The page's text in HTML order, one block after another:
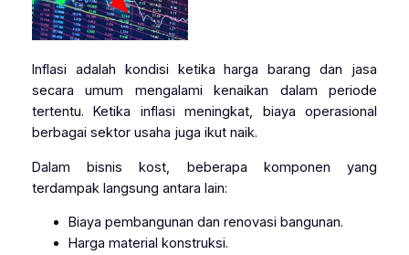
Inflasi adalah kondisi ketika harga barang dan jasa
secara umum mengalami kenaikan dalam periode
tertentu. Ketika inflasi meningkat, biaya operasional
berbagai sektor usaha juga ikut naik.
Dalam bisnis kost, beberapa komponen yang
terdampak langsung antara lain:
Biaya pembangunan dan renovasi bangunan.
Harga material konstruksi.